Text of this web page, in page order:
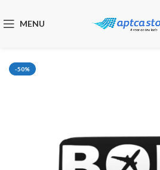
MENU
-50%